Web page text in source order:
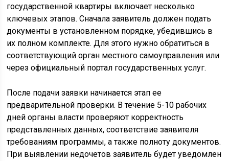
государственной квартиры включает несколько
ключевых этапов. Сначала заявитель должен подать
документы в установленном порядке, убедившись в
их полном комплекте. Для этого нужно обратиться в
соответствующий орган местного самоуправления или
через официальный портал государственных услуг.
После подачи заявки начинается этап ее
предварительной проверки. В течение 5-10 рабочих
дней органы власти проверяют корректность
представленных данных, соответствие заявителя
требованиям программы, а также полноту документов.
При выявлении недочетов заявитель будет уведомлен